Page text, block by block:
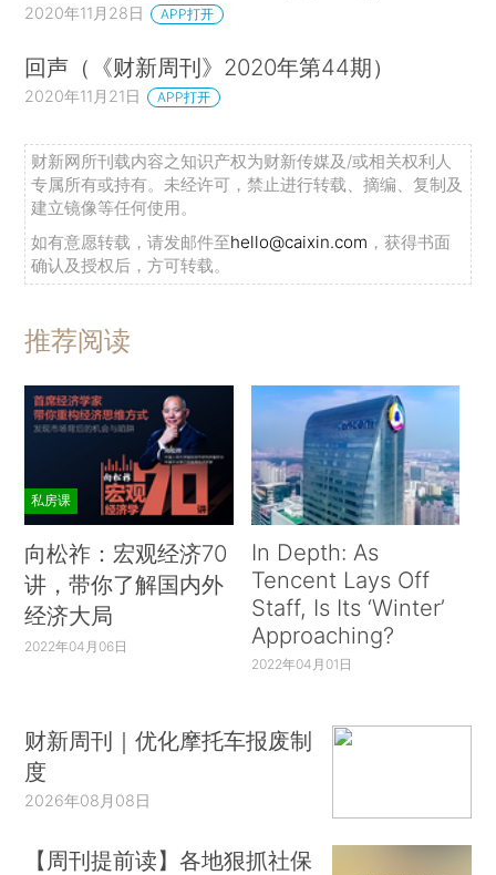
2020年11月28日 APP打开
回声（《财新周刊》2020年第44期）
2020年11月21日 APP打开
财新网所刊载内容之知识产权为财新传媒及/或相关权利人
专属所有或持有。未经许可，禁止进行转载、摘编、复制及
建立镜像等任何使用。
如有意愿转载，请发邮件至hello@caixin.com ，获得书面
确认及授权后，方可转载。
推荐阅读
私房课
向松祚：宏观经济70
讲，带你了解国内外
经济大局
2022年04月06日
In Depth: As
Tencent Lays Off
Staff, Is Its ‘Winter’
Approaching?
2022年04月01日
财新周刊｜优化摩托车报废制
度
2026年08月08日
【周刊提前读】各地狠抓社保